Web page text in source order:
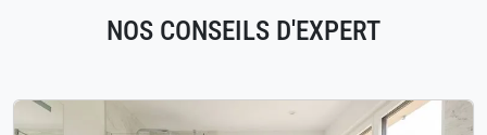
NOS CONSEILS D'EXPERT